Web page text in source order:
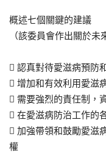
概述七個關鍵的建議
（該委員會作出關於未
 認真對待愛滋病預防
 增加和有效利用愛滋
 需要強烈的責任制，
 在愛滋病防治工作的
 加強帶領和鼓勵愛滋
權